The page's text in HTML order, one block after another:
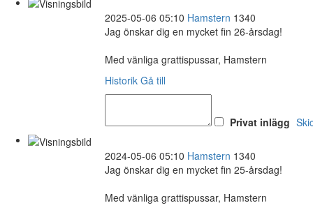
2025-05-06 05:10 Hamstern 1340
Jag önskar dig en mycket fin 26-årsdag!
Med vänliga grattispussar, Hamstern
Historik Gå till
Privat inlägg
2024-05-06 05:10 Hamstern 1340
Jag önskar dig en mycket fin 25-årsdag!
Med vänliga grattispussar, Hamstern